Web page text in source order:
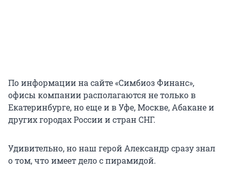
По информации на сайте «Симбиоз Финанс»,
офисы компании располагаются не только в
Екатеринбурге, но еще и в Уфе, Москве, Абакане и
других городах России и стран СНГ.
Удивительно, но наш герой Александр сразу знал
о том, что имеет дело с пирамидой.